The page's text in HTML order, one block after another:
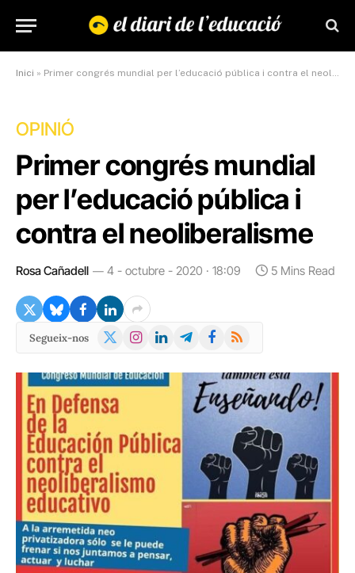
Inici » Primer congrés mundial per l’educació pública i contra el neoliberalisme
OPINIÓ
Primer congrés mundial
per l’educació pública i
contra el neoliberalisme
Rosa Cañadell 4 - octubre - 2020 · 18:09 5 Mins Read
Segueix-nos
X
Instagram
LinkedInTelegramFacebook
RSS